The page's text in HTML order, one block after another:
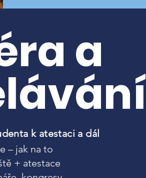
a
k atestaci a dál
– jak na to
+ atestace